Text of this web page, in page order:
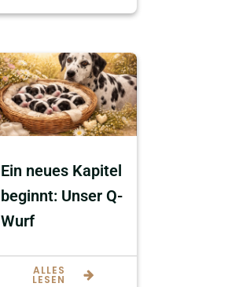
Ein neues Kapitel
beginnt: Unser Q-
Wurf
ALLES
LESEN